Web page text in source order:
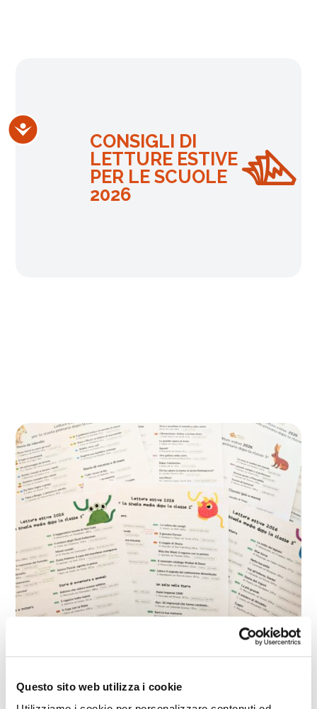
Accessibilità
Questo sito web utilizza i cookie
CONSIGLI DI
LETTURE ESTIVE
PER LE SCUOLE
2026
Mag 9, 2026